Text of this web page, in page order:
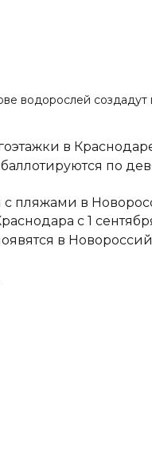
водорослей создадут
в Краснодаре
по
пляжами в
с 1
в